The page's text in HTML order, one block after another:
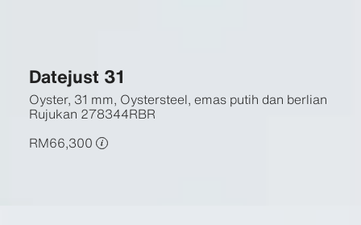
Datejust 31
Oyster, 31 mm, Oystersteel, emas putih dan berlian
Rujukan 278344RBR
RM66,300